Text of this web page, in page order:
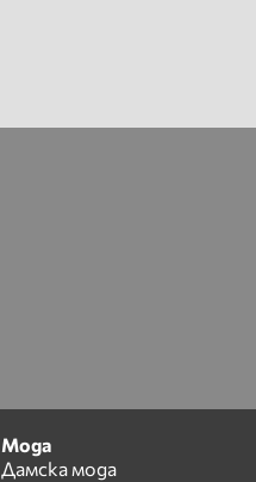
Мода
Дамска мода